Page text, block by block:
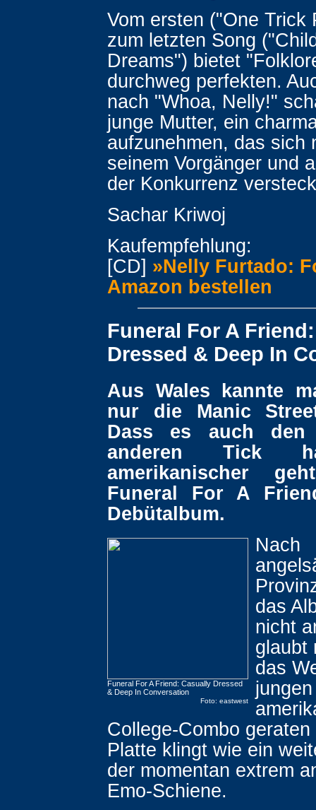
Vom ersten ("One Trick
zum letzten Song
Dreams") bietet
durchweg perfekten.
nach "Whoa, Nelly!"
junge Mutter, ein
aufzunehmen, das sich
seinem Vorgänger und
der Konkurrenz
Sachar Kriwoj
Kaufempfehlung:
[CD] »Nelly Furtado:
Amazon bestellen
Funeral For A
Dressed & Deep In
Aus Wales kannte
nur die Manic
Dass es auch den
anderen Tick
amerikanischer
Funeral For A
Debütalbum.
Funeral For A Friend: Casually Dressed
& Deep In Conversation
Foto: eastwest
Nach
das
nicht
glaubt
das
College-Combo
Platte klingt wie ein
der momentan extrem
Emo-Schiene.